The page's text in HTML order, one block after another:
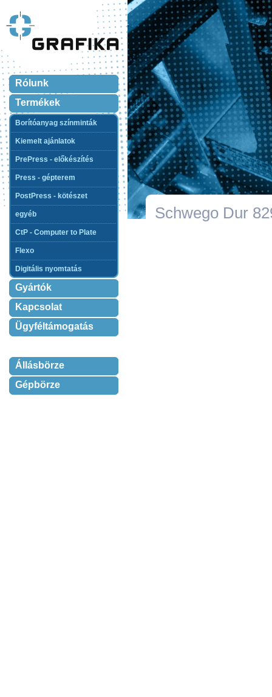
Schwego Dur
Rólunk
Termékek
Borítóanyag színminták
Kiemelt ajánlatok
PrePress - előkészítés
Press - gépterem
PostPress - kötészet
egyéb
CtP - Computer to Plate
Flexo
Digitális nyomtatás
Gyártók
Kapcsolat
Ügyféltámogatás
Állásbörze
Gépbörze